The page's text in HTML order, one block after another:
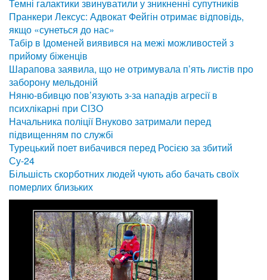
Темні галактики звинуватили у зникненні супутників
Пранкери Лексус: Адвокат Фейгін отримає відповідь,
якщо «сунеться до нас»
Табір в Ідоменей виявився на межі можливостей з
прийому біженців
Шарапова заявила, що не отримувала п’ять листів про
заборону мельдоній
Няню-вбивцю пов’язують з-за нападів агресії в
психлікарні при СІЗО
Начальника поліції Внуково затримали перед
підвищенням по службі
Турецький поет вибачився перед Росією за збитий
Су-24
Більшість скорботних людей чують або бачать своїх
померлих близьких